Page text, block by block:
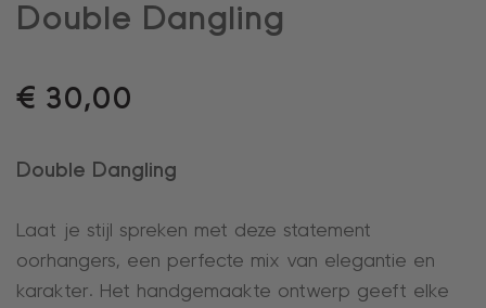
Double Dangling
€ 30,00
Double Dangling
Laat je stijl spreken met deze statement
oorhangers, een perfecte mix van elegantie en
karakter. Het handgemaakte ontwerp geeft elke